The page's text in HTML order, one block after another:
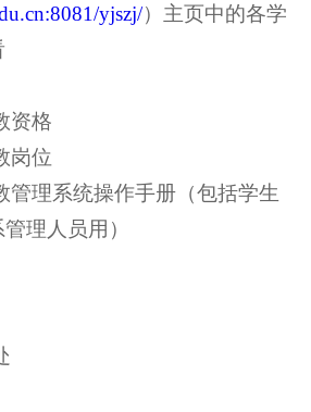
yjszj/）主页中的各学
资格
岗位
管理系统操作手册（包括学生
理人员用）